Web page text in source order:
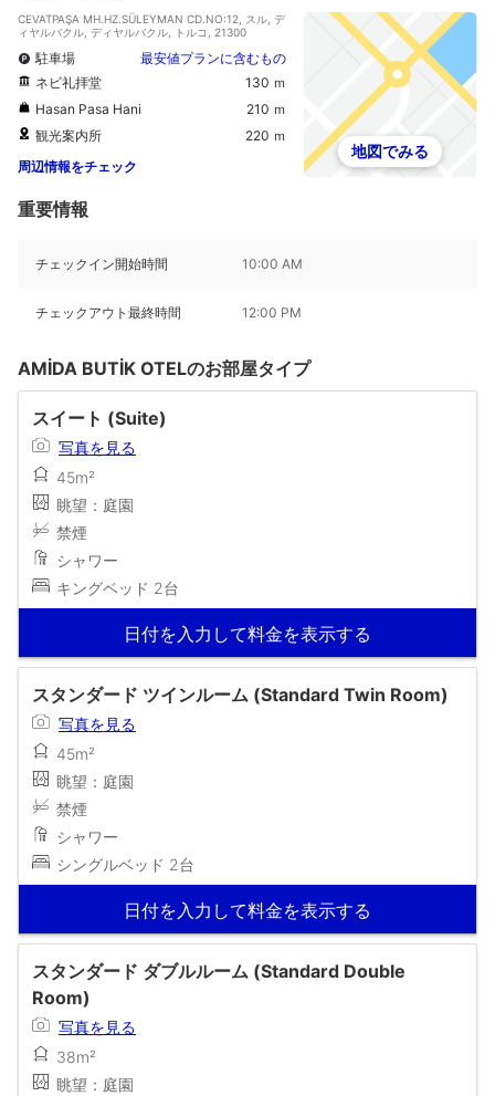
CEVATPAŞA MH.HZ.SÜLEYMAN CD.NO:12, スル, デ
ィヤルバクル, ディヤルバクル, トルコ, 21300
駐車場
最安値プランに含むもの
ネビ礼拝堂
130 ｍ
Hasan Pasa Hani
210 ｍ
観光案内所
220 ｍ
周辺情報をチェック
地図でみる
重要情報
チェックイン開始時間 10:00 AM
チェックアウト最終時間 12:00 PM
AMİDA BUTİK OTELのお部屋タイプ
スイート (Suite)
写真を見る
45m²
眺望：庭園
禁煙
シャワー
キングベッド 2台
日付を入力して料金を表示する
スタンダード ツインルーム (Standard Twin Room)
写真を見る
45m²
眺望：庭園
禁煙
シャワー
シングルベッド 2台
日付を入力して料金を表示する
スタンダード ダブルルーム (Standard Double
Room)
写真を見る
38m²
眺望：庭園